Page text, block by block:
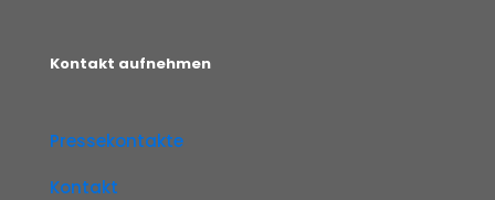
Kontakt aufnehmen
Pressekontakte
Kontakt